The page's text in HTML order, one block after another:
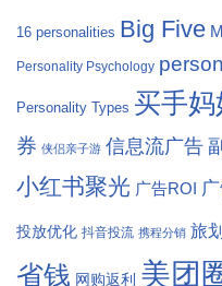
16 personalities Big Five
Personality Psychology
Personality Types 买手妈
券 侠侣亲子游 信息流广告
小红书聚光 广告ROI
投放优化 抖音投流 携程分销 旅
省钱 网购返利 美团